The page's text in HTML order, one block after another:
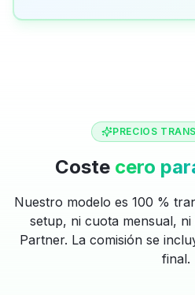
PRECIOS
Coste cero
Nuestro modelo es 100 %
setup, ni cuota mensual,
Partner. La comisión se
final.